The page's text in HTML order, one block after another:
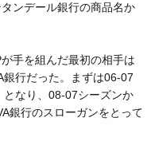
ンデール銀行の商品名か
手を組んだ最初の相手は
銀行だった。まずは06-07
となり、08-07シーズンか
銀行のスローガンをとって